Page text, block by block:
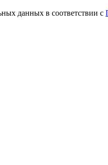
данных в соответствии с